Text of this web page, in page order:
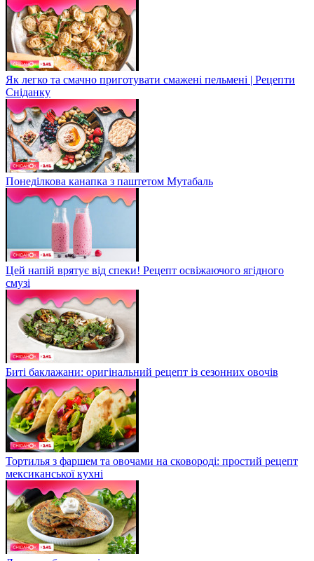
Як легко та смачно приготувати смажені пельмені | Рецепти
Сніданку
Понеділкова канапка з паштетом Мутабаль
Цей напій врятує від спеки! Рецепт освіжаючого ягідного
смузі
Биті баклажани: оригінальний рецепт із сезонних овочів
Тортилья з фаршем та овочами на сковороді: простий рецепт
мексиканської кухні